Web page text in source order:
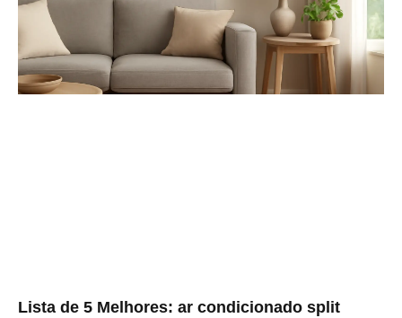
Lista de 5 Melhores: ar condicionado split